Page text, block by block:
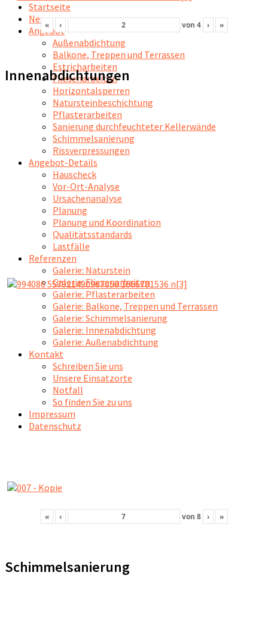
Startseite
News
Angebot
Außenabdichtung
Balkone, Treppen und Terrassen
Estricharbeiten
Fliesenarbeiten
Horizontalsperren
Natursteinbeschichtung
Pflasterarbeiten
Sanierung durchfeuchteter Kellerwände
Schimmelsanierung
Rissverpressungen
Angebot-Details
Hauscheck
Vor-Ort-Analyse
Ursachenanalyse
Planung
Planung und Koordination
Qualitätsstandards
Lastfälle
Referenzen
Galerie: Naturstein
Galerie: Fliesenarbeiten
Galerie: Pflasterarbeiten
Galerie: Balkone, Treppen und Terrassen
Galerie: Schimmelsanierung
Galerie: Innenabdichtung
Galerie: Außenabdichtung
Kontakt
Schreiben Sie uns
Unsere Einsatzorte
Notfall
So finden Sie zu uns
Impressum
Datenschutz
« ‹ von 4 › »
Innenabdichtungen
« ‹ von 8 › »
Schimmelsanierung